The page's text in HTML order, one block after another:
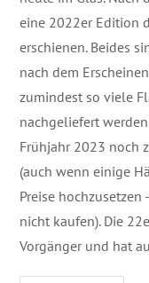
eine 2022er Edition
erschienen. Beides
nach dem
zumindest so viele
nachgeliefert
Frühjahr 2023 noch
(auch wenn einige
Preise
nicht kaufen). Die
Vorgänger und hat